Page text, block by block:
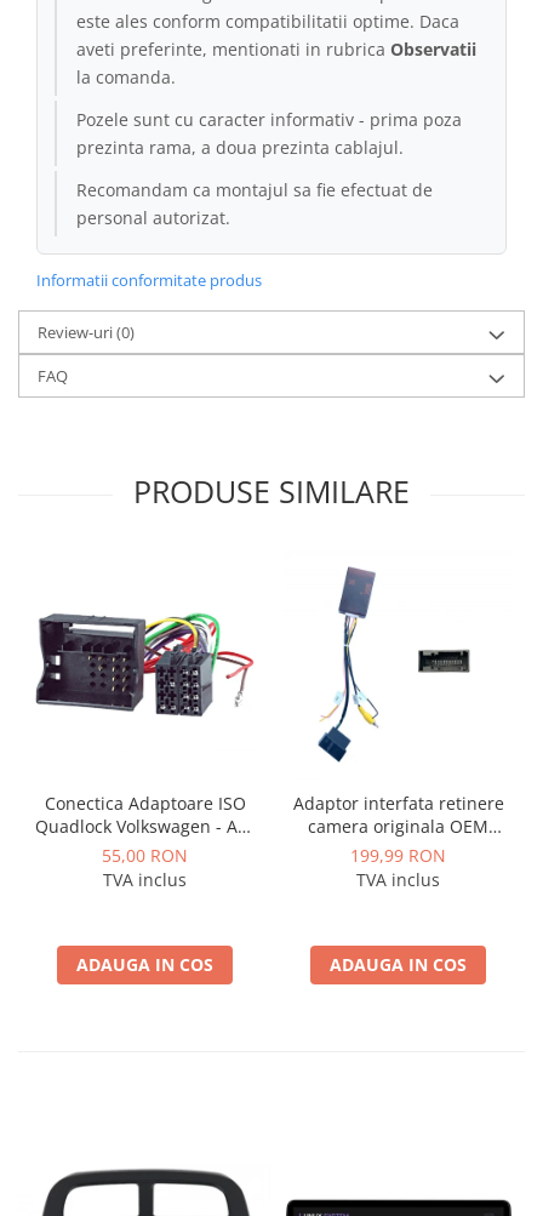
este ales conform compatibilitatii optime. Daca
aveti preferinte, mentionati in rubrica Observatii
la comanda.
Pozele sunt cu caracter informativ - prima poza
prezinta rama, a doua prezinta cablajul.
Recomandam ca montajul sa fie efectuat de
personal autorizat.
Informatii conformitate produs
Review-uri(0)
FAQ
PRODUSE SIMILARE
Conectica Adaptoare ISO
Quadlock Volkswagen - AD-
ISOVW
55,00 RON
TVA inclus
ADAUGA IN COS
Adaptor interfata retinere
camera originala OEM
marca VAG Volkswagen,
Skoda - AD-BGCWCOEM
199,99 RON
TVA inclus
ADAUGA IN COS